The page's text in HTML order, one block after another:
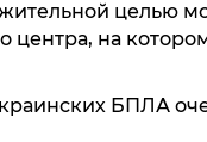
целью
центра, на
БПЛА